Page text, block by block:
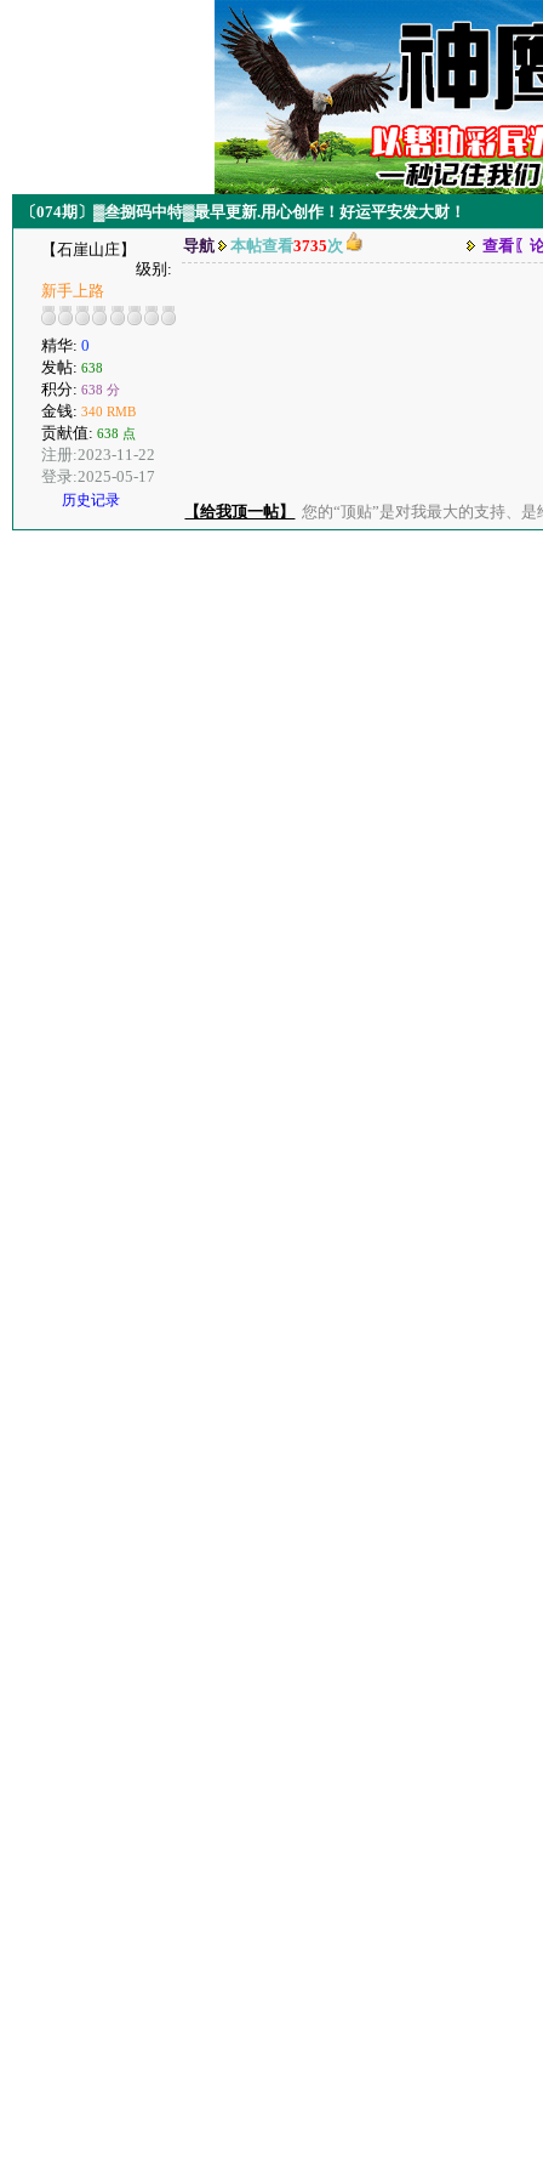
〔074期〕▓叁捌码中特▓最早更新.用心创作！好运平安发大财！
【石崖山庄】
级别:
新手上路
精华: 0
发帖: 638
积分: 638 分
金钱: 340 RMB
贡献值: 638 点
注册:2023-11-22
登录:2025-05-17
历史记录
导航 本帖查看3735次 查看〖
【给我顶一帖】 您的“顶贴”是对我最大的支持、